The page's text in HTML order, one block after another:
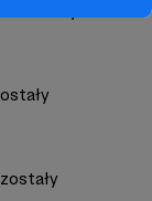
zostały